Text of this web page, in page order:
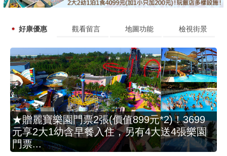
好康優惠 觀看留言 地圖功能 檢視街景
★贈麗寶樂園門票2張(價值899元*2)！3699
元享2大1幼含早餐入住，另有4大送4張樂園
門票...